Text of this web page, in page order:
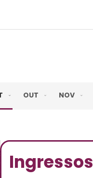
OUT NOV
Ingressos